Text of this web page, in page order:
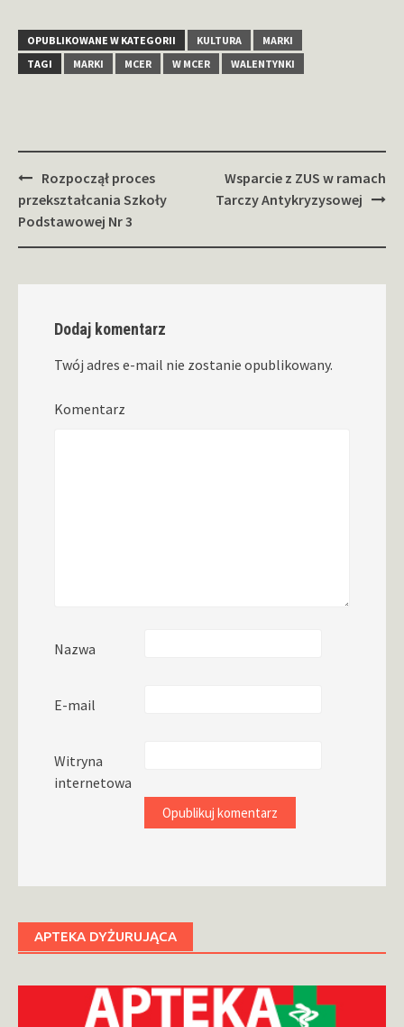
OPUBLIKOWANE W KATEGORII KULTURA
MARKI
TAGI
MARKI MCER W MCER WALENTYNKI
Zobacz
wpisy
Rozpoczął proces
przekształcania Szkoły
Podstawowej Nr 3
Wsparcie z ZUS w ramach
Tarczy Antykryzysowej
Dodaj komentarz
Twój adres e-mail nie zostanie opublikowany.
Komentarz
Nazwa
E-mail
Witryna
internetowa
APTEKA DYŻURUJĄCA